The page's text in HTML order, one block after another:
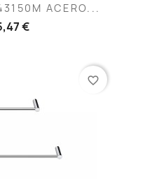
ACERO...
€
favorite_border